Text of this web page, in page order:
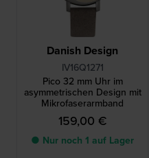
Danish Design
IV16Q1271
Pico 32 mm Uhr im
asymmetrischen Design mit
Mikrofaserarmband
159,00 €
● Nur noch 1 auf Lager